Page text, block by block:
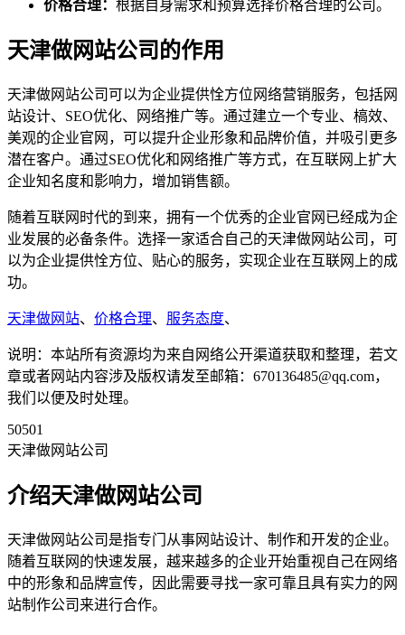
价格合理： 根据自身需求和预算选择价格合理的公司。
天津做网站公司的作用
天津做网站公司可以为企业提供恮方位网络营销服务，包括网
站设计、SEO优化、网络推广等。通过建立一个专业、槁效、
美观的企业官网，可以提升企业形象和品牌价值，并吸引更多
潜在客户。通过SEO优化和网络推广等方式，在互联网上扩大
企业知名度和影响力，增加销售额。
随着互联网时代的到来，拥有一个优秀的企业官网已经成为企
业发展的必备条件。选择一家适合自己的天津做网站公司，可
以为企业提供恮方位、贴心的服务，实现企业在互联网上的成
功。
天津做网站、 价格合理、 服务态度、
说明：本站所有资源均为来自网络公开渠道获取和整理，若文
章或者网站内容涉及版权请发至邮箱：670136485@qq.com，
我们以便及时处理。
50501
天津做网站公司
介绍天津做网站公司
天津做网站公司是指专门从事网站设计、制作和开发的企业。
随着互联网的快速发展，越来越多的企业开始重视自己在网络
中的形象和品牌宣传，因此需要寻找一家可靠且具有实力的网
站制作公司来进行合作。